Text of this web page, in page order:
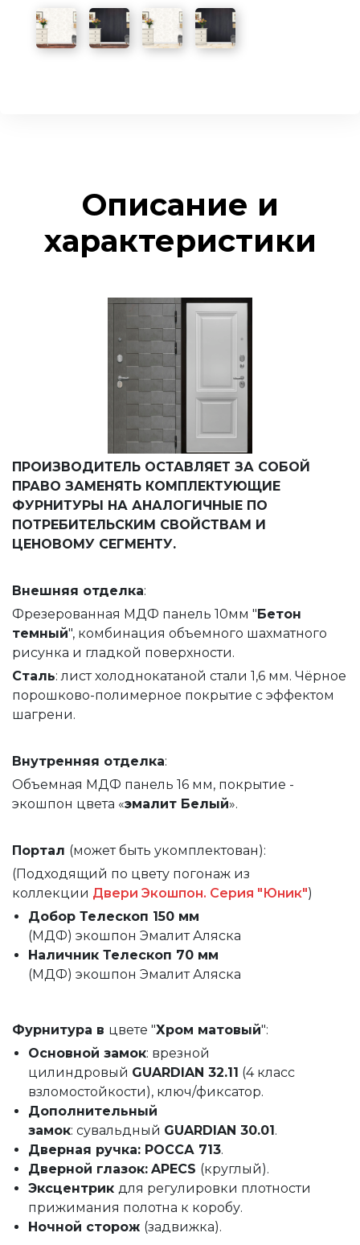
Описание и
характеристики
ПРОИЗВОДИТЕЛЬ ОСТАВЛЯЕТ ЗА СОБОЙ
ПРАВО ЗАМЕНЯТЬ КОМПЛЕКТУЮЩИЕ
ФУРНИТУРЫ НА АНАЛОГИЧНЫЕ ПО
ПОТРЕБИТЕЛЬСКИМ СВОЙСТВАМ И
ЦЕНОВОМУ СЕГМЕНТУ.
Внешняя отделка:
Фрезерованная МДФ панель 10мм "Бетон
темный", комбинация объемного шахматного
рисунка и гладкой поверхности.
Сталь: лист холоднокатаной стали 1,6 мм. Чёрное
порошково-полимерное покрытие с эффектом
шагрени.
Внутренняя отделка:
Объемная МДФ панель 16 мм, покрытие -
экошпон цвета «эмалит Белый».
Портал (может быть укомплектован):
(Подходящий по цвету погонаж из
коллекции Двери Экошпон. Серия "Юник")
Добор Телескоп 150 мм
(МДФ) экошпон Эмалит Аляска
Наличник Телескоп 70 мм
(МДФ) экошпон Эмалит Аляска
Фурнитура в цвете "Хром матовый":
Основной замок: врезной
цилиндровый GUARDIAN 32.11 (4 класс
взломостойкости), ключ/фиксатор.
Дополнительный
замок: сувальдный GUARDIAN 30.01.
Дверная ручка: РОССА 713.
Дверной глазок: APECS (круглый).
Эксцентрик для регулировки плотности
прижимания полотна к коробу.
Ночной сторож (задвижка).